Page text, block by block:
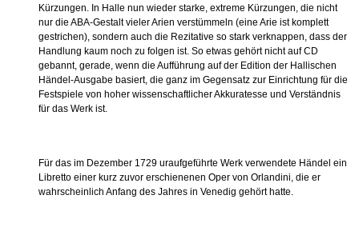
Kürzungen. In Halle nun wieder starke, extreme Kürzungen, die nicht
nur die ABA-Gestalt vieler Arien verstümmeln (eine Arie ist komplett
gestrichen), sondern auch die Rezitative so stark verknappen, dass der
Handlung kaum noch zu folgen ist. So etwas gehört nicht auf CD
gebannt, gerade, wenn die Aufführung auf der Edition der Hallischen
Händel-Ausgabe basiert, die ganz im Gegensatz zur Einrichtung für die
Festspiele von hoher wissenschaftlicher Akkuratesse und Verständnis
für das Werk ist.
Für das im Dezember 1729 uraufgeführte Werk verwendete Händel ein
Libretto einer kurz zuvor erschienenen Oper von Orlandini, die er
wahrscheinlich Anfang des Jahres in Venedig gehört hatte.